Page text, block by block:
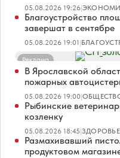
05.08.2026 19:26|
Благоустройство
завершат в сентябре
05.08.2026 19:01|
Реклама
В Ярославской
пожарных
05.08.2026 19:00|
Рыбинские
козленку
05.08.2026 18:45|ЗДОРОВЬЕ
Размахивавший
продуктовом